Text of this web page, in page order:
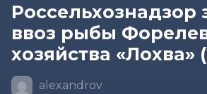
Россельхознадзор
ввоз рыбы
хозяйства «Лохва»
alexandrov